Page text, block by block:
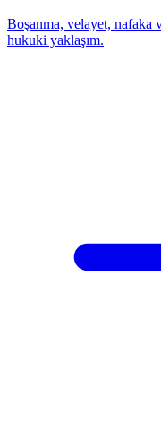
Boşanma, velayet, nafaka
hukuki yaklaşım.